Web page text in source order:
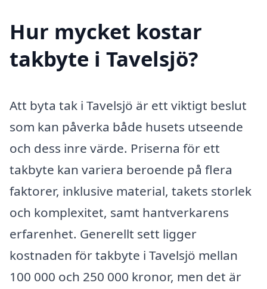
Hur mycket kostar
takbyte i Tavelsjö?
Att byta tak i Tavelsjö är ett viktigt beslut
som kan påverka både husets utseende
och dess inre värde. Priserna för ett
takbyte kan variera beroende på flera
faktorer, inklusive material, takets storlek
och komplexitet, samt hantverkarens
erfarenhet. Generellt sett ligger
kostnaden för takbyte i Tavelsjö mellan
100 000 och 250 000 kronor, men det är